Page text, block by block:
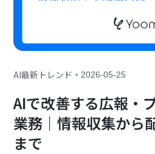
AI最新トレンド ・2026-05-25
AIで改善する広報・
業務｜情報収集から
まで